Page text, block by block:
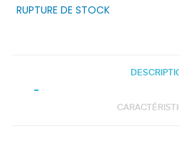
RUPTURE DE STOCK